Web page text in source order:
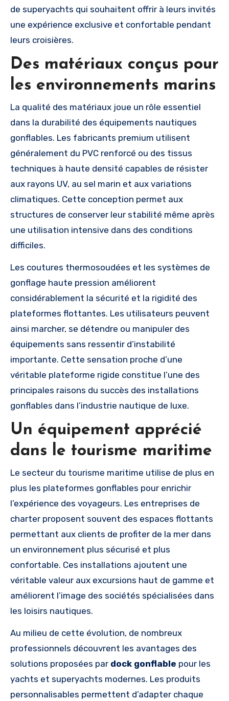
de superyachts qui souhaitent offrir à leurs invités
une expérience exclusive et confortable pendant
leurs croisières.
Des matériaux conçus pour
les environnements marins
La qualité des matériaux joue un rôle essentiel
dans la durabilité des équipements nautiques
gonflables. Les fabricants premium utilisent
généralement du PVC renforcé ou des tissus
techniques à haute densité capables de résister
aux rayons UV, au sel marin et aux variations
climatiques. Cette conception permet aux
structures de conserver leur stabilité même après
une utilisation intensive dans des conditions
difficiles.
Les coutures thermosoudées et les systèmes de
gonflage haute pression améliorent
considérablement la sécurité et la rigidité des
plateformes flottantes. Les utilisateurs peuvent
ainsi marcher, se détendre ou manipuler des
équipements sans ressentir d’instabilité
importante. Cette sensation proche d’une
véritable plateforme rigide constitue l’une des
principales raisons du succès des installations
gonflables dans l’industrie nautique de luxe.
Un équipement apprécié
dans le tourisme maritime
Le secteur du tourisme maritime utilise de plus en
plus les plateformes gonflables pour enrichir
l’expérience des voyageurs. Les entreprises de
charter proposent souvent des espaces flottants
permettant aux clients de profiter de la mer dans
un environnement plus sécurisé et plus
confortable. Ces installations ajoutent une
véritable valeur aux excursions haut de gamme et
améliorent l’image des sociétés spécialisées dans
les loisirs nautiques.
Au milieu de cette évolution, de nombreux
professionnels découvrent les avantages des
solutions proposées par dock gonflable pour les
yachts et superyachts modernes. Les produits
personnalisables permettent d’adapter chaque